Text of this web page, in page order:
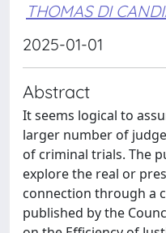
THOMAS DI
2025-01-01
Abstract
It seems logical to
larger number of
of criminal trials. The
explore the real or
connection through a
published by the